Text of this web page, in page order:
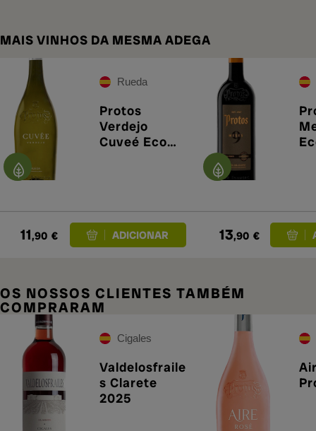
MAIS VINHOS DA MESMA ADEGA
Rueda
Protos
Verdejo
Cuveé Eco
11,90 € 13,90 €
OS NOSSOS CLIENTES TAMBÉM
COMPRARAM
Cigales
Valdelosfraile
s Clarete
2025